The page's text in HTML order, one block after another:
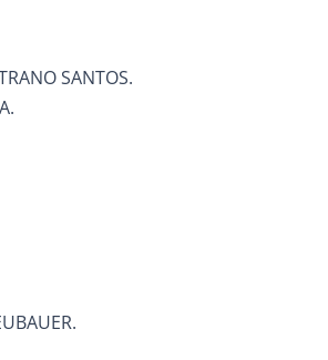
SANTOS.